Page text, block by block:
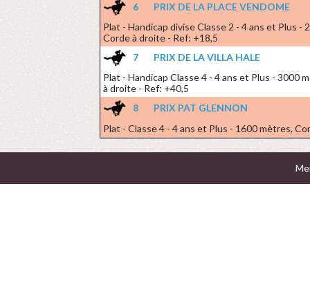
6
PRIX DE LA PLACE VENDOME
Plat - Handicap divise Classe 2 - 4 ans et Plus
Corde à droite - Ref: +18,5
7
PRIX DE LA VILLA HALE
Plat - Handicap Classe 4 - 4 ans et Plus - 3000
à droite - Ref: +40,5
8
PRIX PAT GLENNON
Plat - Classe 4 - 4 ans et Plus - 1600 mètres,